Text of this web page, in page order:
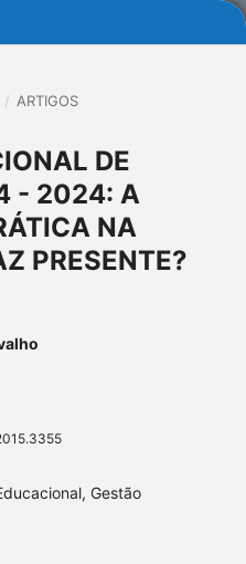
/ ARTIGOS
DE
- 2024: A
NA
PRESENTE?
Gestão